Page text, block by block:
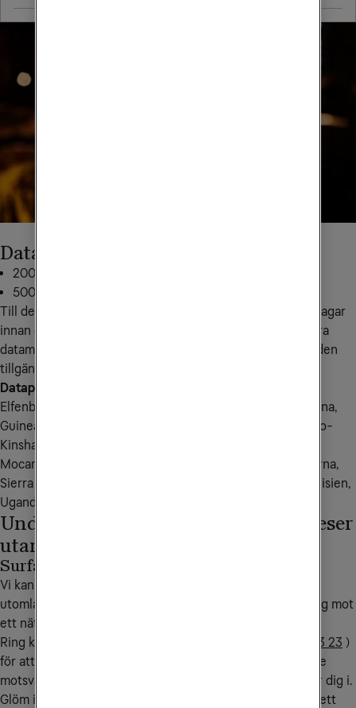
Datapaket till Afrika
200 MB för 199 kr: skicka
500 MB för 239 kr: skicka
Till det här landet kan du köpa till mobildata tidigast 30 dagar
innan du vill använda den. När du börjar använda den extra
datamängden i den region du befinner dig i är datamängden
tillgänglig i 14 dagar.
Datapaketet gäller i följande länder:
Elfenbenskusten, Egypten, Ekvatorialguinea, Gambia, Ghana,
Guinea, Guinea-Bissau, Kamerun, Kap Verde, Kenya, Kongo-
Kinshasa, Malawi, Marocko, Mauretanien, Mauritius,
Mocambique, Niger, Nigeria, Rwanda, Senegal, Seychellerna,
Sierra Leone, Sydafrika, Sudan, Tanzania, Tchad, Togo, Tunisien,
Uganda, Zambia.
Undvik onödiga kostnader när du reser
utanför EU/EES
Surfa endast på WiFi
Vi kan lägga på en spärr på ditt abonnemang när du är
utomlands. Spärren aktiveras när din mobil kopplar upp sig mot
ett nät utomlands och avaktiveras när du kommer hem.
Ring kundservice på
+46 772 23 23 23 )
för att aktivera spärren. Samtalskostnaden till kundservice
motsvarar ett samtal till Sverige från det land du befinner dig i.
Glöm inte att sätta på dataroaming i din mobil när du är i ett